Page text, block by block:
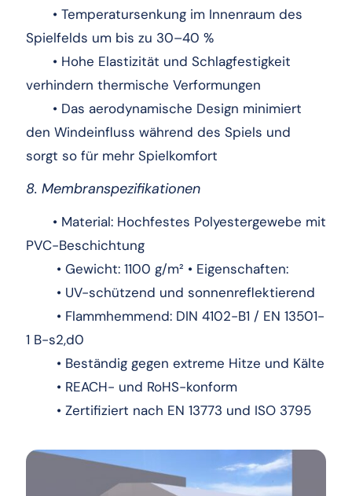
• Temperatursenkung im Innenraum des
Spielfelds um bis zu 30–40 %
• Hohe Elastizität und Schlagfestigkeit
verhindern thermische Verformungen
• Das aerodynamische Design minimiert
den Windeinfluss während des Spiels und
sorgt so für mehr Spielkomfort
8. Membranspezifikationen
• Material: Hochfestes Polyestergewebe mit
PVC-Beschichtung
• Gewicht: 1100 g/m² • Eigenschaften:
• UV-schützend und sonnenreflektierend
• Flammhemmend: DIN 4102-B1 / EN 13501-
1 B-s2,d0
• Beständig gegen extreme Hitze und Kälte
• REACH- und RoHS-konform
• Zertifiziert nach EN 13773 und ISO 3795